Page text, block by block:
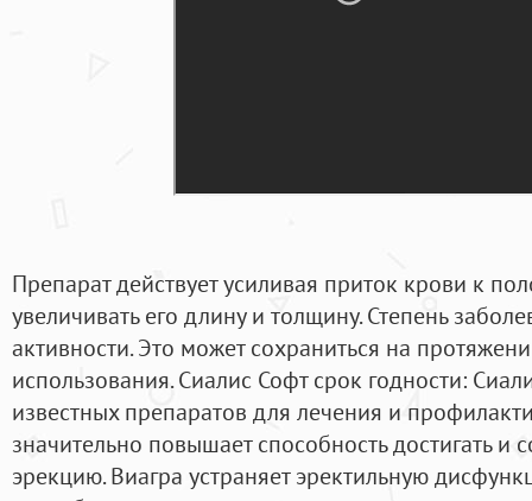
Препарат действует усиливая приток крови к
увеличивать его длину и толщину. Степень
активности. Это может сохраниться на
использования. Сиалис Софт срок годности:
известных препаратов для лечения и
значительно повышает способность достигать и
эрекцию. Виагра устраняет эректильную